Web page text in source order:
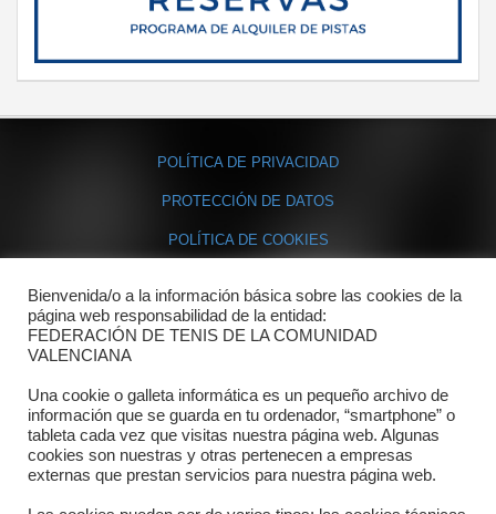
POLÍTICA DE PRIVACIDAD
PROTECCIÓN DE DATOS
POLÍTICA DE COOKIES
Contacto
Dónde estamos
Directorio departamentos
Horario
Formulario de contacto
Bienvenida/o a la información básica sobre las cookies de la
página web responsabilidad de la entidad:
FEDERACIÓN DE TENIS DE LA COMUNIDAD
VALENCIANA
Una cookie o galleta informática es un pequeño archivo de
información que se guarda en tu ordenador, “smartphone” o
tableta cada vez que visitas nuestra página web. Algunas
cookies son nuestras y otras pertenecen a empresas
externas que prestan servicios para nuestra página web.